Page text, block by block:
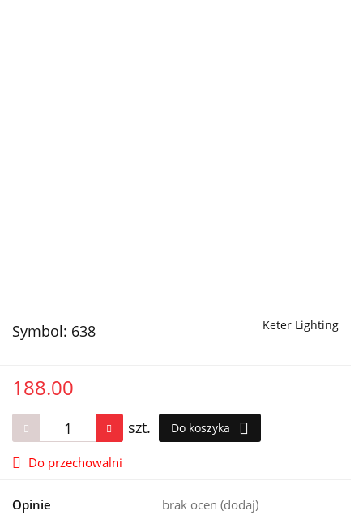
Symbol: 638 Keter Lighting
188.00
szt. Do koszyka
Do przechowalni
Opinie brak ocen (dodaj)